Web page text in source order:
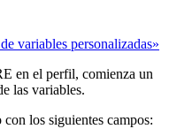
variables personalizadas»
en el perfil, comienza un
las variables.
los siguientes campos: